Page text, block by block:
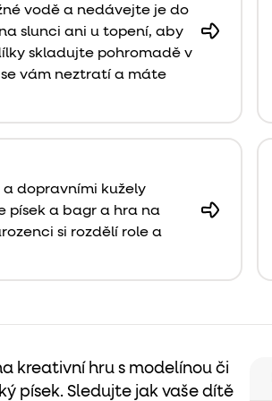
vodě a nedávejte je do
slunci ani u topení, aby
skladujte pohromadě v
vám neztratí a máte
dopravními kužely
písek a bagr a hra na
si rozdělí role a
kreativní hru s modelínou či
písek. Sledujte jak vaše dítě